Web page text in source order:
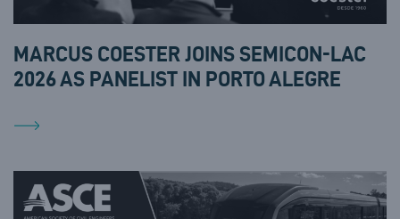
MARCUS COESTER JOINS SEMICON-LAC
2026 AS PANELIST IN PORTO ALEGRE